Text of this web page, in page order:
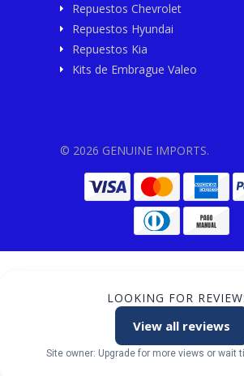
Repuestos Chevrolet
Repuestos Hyundai
Repuestos Kia
Kits de Embrague Valeo
© 2026 GENUINE IMPORTS.
LOOKING FOR
View all reviews
Site owner: Upgrade for more views or wait